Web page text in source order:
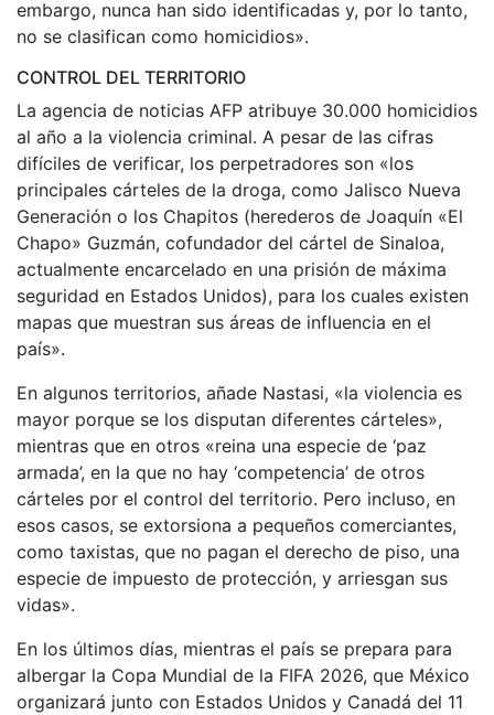
embargo, nunca han sido identificadas y, por lo tanto,
no se clasifican como homicidios».
CONTROL DEL TERRITORIO
La agencia de noticias AFP atribuye 30.000 homicidios
al año a la violencia criminal. A pesar de las cifras
difíciles de verificar, los perpetradores son «los
principales cárteles de la droga, como Jalisco Nueva
Generación o los Chapitos (herederos de Joaquín «El
Chapo» Guzmán, cofundador del cártel de Sinaloa,
actualmente encarcelado en una prisión de máxima
seguridad en Estados Unidos), para los cuales existen
mapas que muestran sus áreas de influencia en el
país».
En algunos territorios, añade Nastasi, «la violencia es
mayor porque se los disputan diferentes cárteles»,
mientras que en otros «reina una especie de ‘paz
armada’, en la que no hay ‘competencia’ de otros
cárteles por el control del territorio. Pero incluso, en
esos casos, se extorsiona a pequeños comerciantes,
como taxistas, que no pagan el derecho de piso, una
especie de impuesto de protección, y arriesgan sus
vidas».
En los últimos días, mientras el país se prepara para
albergar la Copa Mundial de la FIFA 2026, que México
organizará junto con Estados Unidos y Canadá del 11